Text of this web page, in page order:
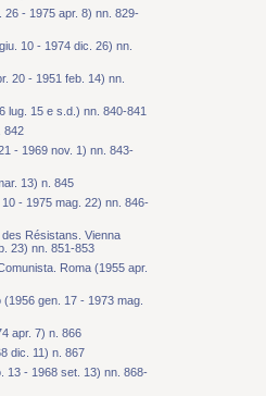
26 - 1975 apr. 8) nn. 829-
10 - 1974 dic. 26) nn.
20 - 1951 feb. 14) nn.
lug. 15 e s.d.) nn. 840-841
842
- 1969 nov. 1) nn. 843-
13) n. 845
- 1975 mag. 22) nn. 846-
Résistans. Vienna
23) nn. 851-853
Roma (1955 apr.
(1956 gen. 17 - 1973 mag.
apr. 7) n. 866
dic. 11) n. 867
13 - 1968 set. 13) nn. 868-